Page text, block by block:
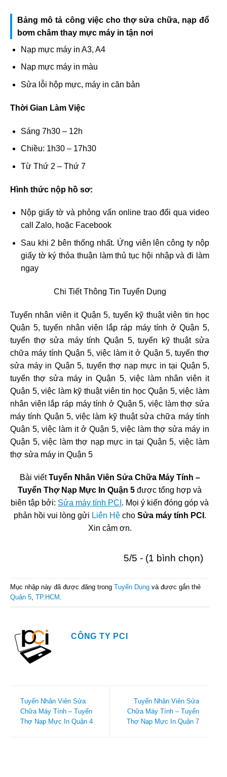
Bảng mô tả công việc cho thợ sửa chữa, nạp đổ
bơm châm thay mực máy in tận nơi
Nạp mực máy in A3, A4
Nạp mực máy in màu
Sửa lỗi hộp mực, máy in căn bản
Thời Gian Làm Việc
Sáng 7h30 – 12h
Chiều: 1h30 – 17h30
Từ Thứ 2 – Thứ 7
Hình thức nộp hồ sơ:
Nộp giấy tờ và phỏng vấn online trao đổi qua video
call Zalo, hoặc Facebook
Sau khi 2 bên thống nhất. Ứng viên lên công ty nộp
giấy tờ ký thỏa thuận làm thủ tục hội nhập và đi làm
ngay
Chi Tiết Thông Tin Tuyển Dụng
Tuyển nhân viên it Quận 5, tuyển kỹ thuật viên tin học
Quận 5, tuyển nhân viên lắp ráp máy tính ở Quận 5,
tuyển thợ sửa máy tính Quận 5, tuyển kỹ thuật sửa
chữa máy tính Quận 5, việc làm it ở Quận 5, tuyển thợ
sửa máy in Quận 5, tuyển thợ nạp mực in tại Quận 5,
tuyển thợ sửa máy in Quận 5, việc làm nhân viên it
Quận 5, việc làm kỹ thuật viên tin học Quận 5, việc làm
nhân viên lắp ráp máy tính ở Quận 5, việc làm thợ sửa
máy tính Quận 5, việc làm kỹ thuật sửa chữa máy tính
Quận 5, việc làm it ở Quận 5, việc làm thợ sửa máy in
Quận 5, việc làm thợ nạp mực in tại Quận 5, việc làm
thợ sửa máy in Quận 5
Bài viếtTuyển Nhân Viên Sửa Chữa Máy Tính –
Tuyển Thợ Nạp Mực In Quận 5 được tổng hợp và
biên tập bởi: Sửa máy tính PCI . Mọi ý kiến đóng góp và
phản hồi vui lòng gửi Liên Hệcho Sửa máy tính PCI .
Xin cảm ơn.
5/5 - (1 bình chọn)
Mục nhập này đã được đăng trong Tuyển Dụng và được gắn thẻ
Quận 5 TP.HCM
CÔNG TY PCI
Tuyển Nhân Viên Sửa
Chữa Máy Tính – Tuyển
Thợ Nạp Mực In Quận 4
Tuyển Nhân Viên Sửa
Chữa Máy Tính – Tuyển
Thợ Nạp Mực In Quận 7